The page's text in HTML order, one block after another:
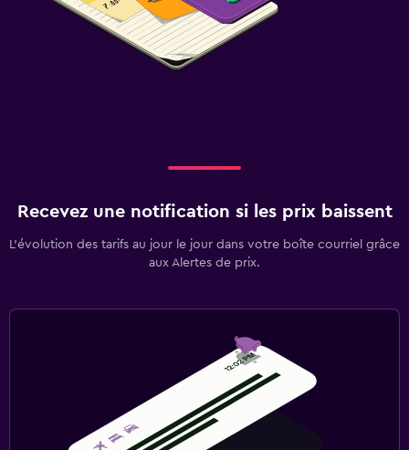
Recevez une notification si les prix baissent
L’évolution des tarifs au jour le jour dans votre boîte courriel grâce
aux Alertes de prix.